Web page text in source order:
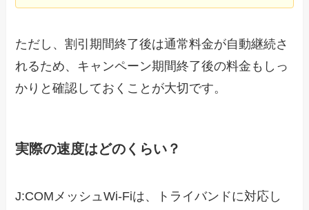
ただし、割引期間終了後は通常料金が自動継続さ
れるため、キャンペーン期間終了後の料金もしっ
かりと確認しておくことが大切です。
実際の速度はどのくらい？
J:COMメッシュWi-Fiは、トライバンドに対応し